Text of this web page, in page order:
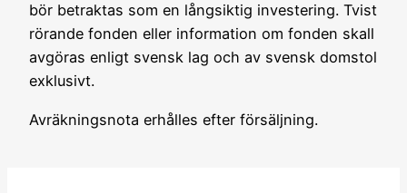
bör betraktas som en långsiktig investering. Tvist
rörande fonden eller information om fonden skall
avgöras enligt svensk lag och av svensk domstol
exklusivt.
Avräkningsnota erhålles efter försäljning.